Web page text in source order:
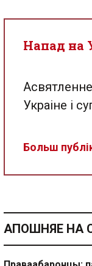
Напад на
Асвятленне
Украіне і
Больш
АПОШНЯЕ НА